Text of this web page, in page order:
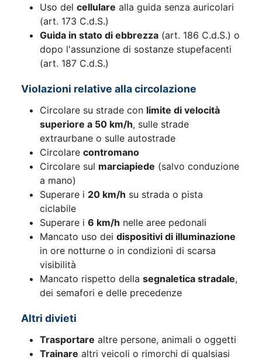
Uso del cellulare alla guida senza auricolari
(art. 173 C.d.S.)
Guida in stato di ebbrezza (art. 186 C.d.S.) o
dopo l'assunzione di sostanze stupefacenti
(art. 187 C.d.S.)
Violazioni relative alla circolazione
Circolare su strade con limite di velocità
superiore a 50 km/h, sulle strade
extraurbane o sulle autostrade
Circolare contromano
Circolare sul marciapiede (salvo conduzione
a mano)
Superare i 20 km/h su strada o pista
ciclabile
Superare i 6 km/h nelle aree pedonali
Mancato uso dei dispositivi di illuminazione
in ore notturne o in condizioni di scarsa
visibilità
Mancato rispetto della segnaletica stradale,
dei semafori e delle precedenze
Altri divieti
Trasportare altre persone, animali o oggetti
Trainare altri veicoli o rimorchi di qualsiasi